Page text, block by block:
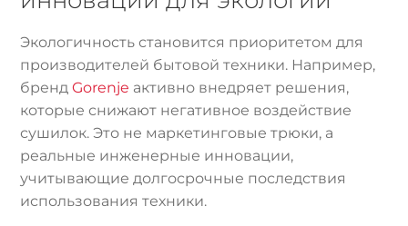
Экологичность становится приоритетом для
производителей бытовой техники. Например,
брендGorenje активно внедряет решения,
которые снижают негативное воздействие
сушилок. Это не маркетинговые трюки, а
реальные инженерные инновации,
учитывающие долгосрочные последствия
использования техники.